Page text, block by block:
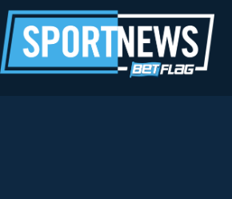
al
contenuto